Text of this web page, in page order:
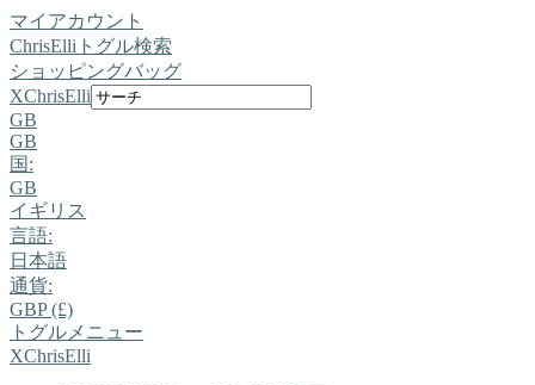
マイアカウント
ChrisElli トグル検索
ショッピングバッグ
XChrisElli
GB
GB
国:
GB
イギリス
言語:
日本語
通貨:
GBP (£)
トグルメニュー
XChrisElli